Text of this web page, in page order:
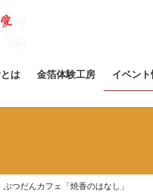
は 金箔体験工房 イベント
ぶつだんカフェ「焼香のはなし」